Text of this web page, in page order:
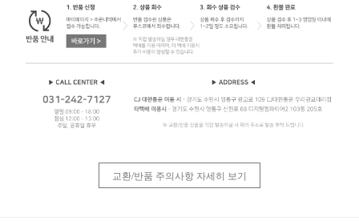
교환/반품 주의사항 자세히 보기